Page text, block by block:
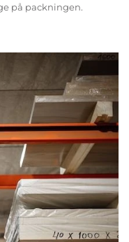
på packningen.